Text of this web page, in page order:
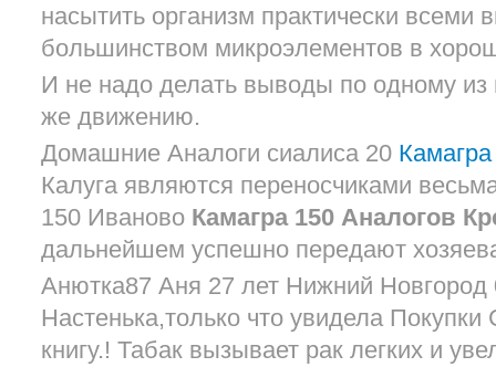
насытить организм практически всеми
большинством микроэлементов в
И не надо делать выводы по одному из
же движению.
Домашние Аналоги сиалиса 20
Калуга являются переносчиками
150 Иваново Камагра 150 Аналогов
дальнейшем успешно передают
Анютка87 Аня 27 лет Нижний Новгород
Настенька,только что увидела
книгу.! Табак вызывает рак легких и